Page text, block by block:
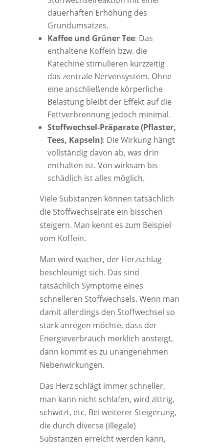
dauerhaften Erhöhung des
Grundumsatzes.
Kaffee und Grüner Tee: Das
enthaltene Koffein bzw. die
Katechine stimulieren kurzzeitig
das zentrale Nervensystem. Ohne
eine anschließende körperliche
Belastung bleibt der Effekt auf die
Fettverbrennung jedoch minimal.
Stoffwechsel-Präparate (Pflaster,
Tees, Kapseln): Die Wirkung hängt
vollständig davon ab, was drin
enthalten ist. Von wirksam bis
schädlich ist alles möglich.
Viele Substanzen können tatsächlich
die Stoffwechselrate ein bisschen
steigern. Man kennt es zum Beispiel
vom Koffein.
Man wird wacher, der Herzschlag
beschleunigt sich. Das sind
tatsächlich Symptome eines
schnelleren Stoffwechsels. Wenn man
damit allerdings den Stoffwechsel so
stark anregen möchte, dass der
Energieverbrauch merklich ansteigt,
dann kommt es zu unangenehmen
Nebenwirkungen.
Das Herz schlägt immer schneller,
man kann nicht schlafen, wird zittrig,
schwitzt, etc. Bei weiterer Steigerung,
die durch diverse (illegale)
Substanzen erreicht werden kann,